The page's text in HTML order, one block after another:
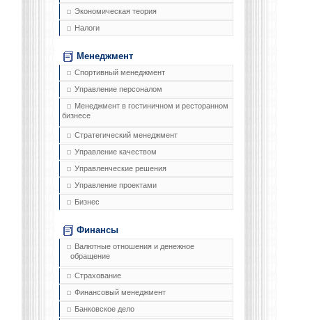
Экономическая теория
Налоги
Менеджмент
Спортивный менеджмент
Управление персоналом
Менеджмент в гостиничном и ресторанном
бизнесе
Стратегический менеджмент
Управление качеством
Управленческие решения
Управление проектами
Бизнес
Финансы
Валютные отношения и денежное
обращение
Страхование
Финансовый менеджмент
Банковское дело